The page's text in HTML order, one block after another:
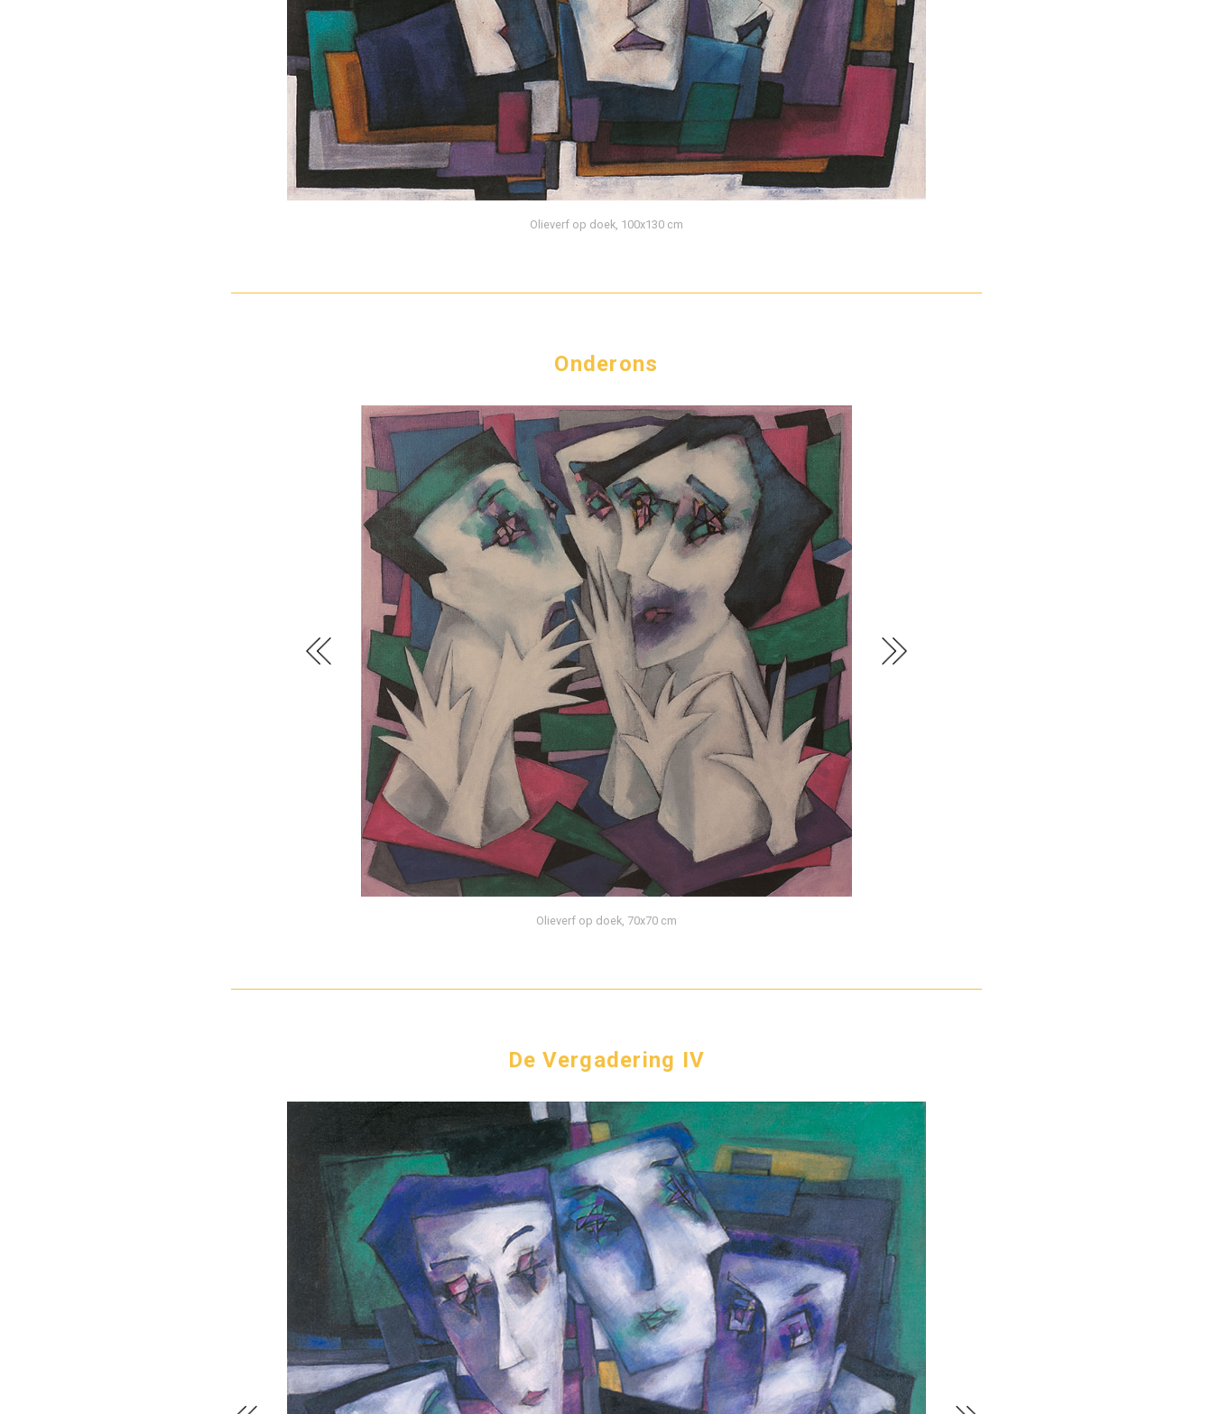
Olieverf op doek, 100x130 cm
Onderons
Olieverf op doek, 70x70 cm
De Vergadering IV